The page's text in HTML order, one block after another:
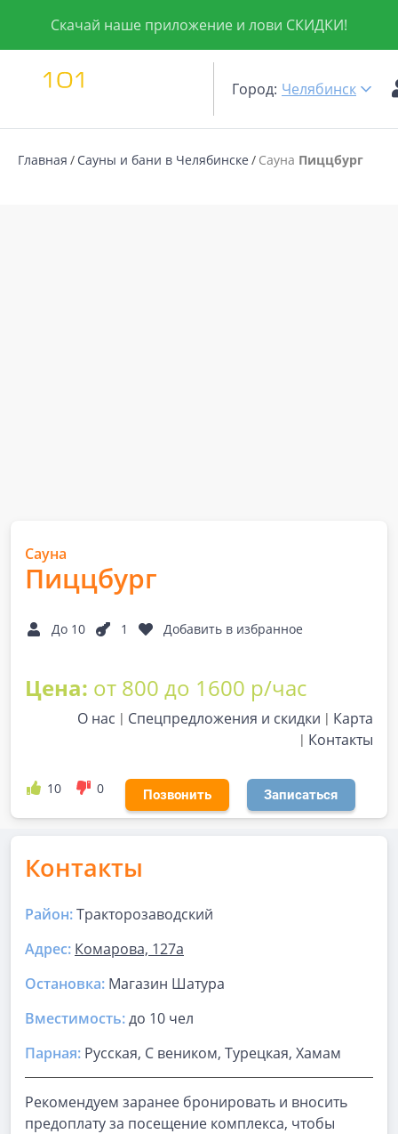
Скачай наше приложение и лови СКИДКИ!
Город: Челябинск
Главная Сауны и бани в Челябинске Сауна Пиццбург
Сауна
Пиццбург
До 10 1 Добавить в избранное
Цена: от 800 до 1600 р/час
О нас Спецпредложения и скидки
Карта
Контакты
10 0 Позвонить Записаться
Контакты
Район:Тракторозаводский
Адрес: Комарова, 127а
Остановка: Магазин Шатура
Вместимость:до 10 чел
Парная: Русская, С веником, Турецкая, Хамам
Рекомендуем заранее бронировать и вносить
предоплату за посещение комплекса, чтобы